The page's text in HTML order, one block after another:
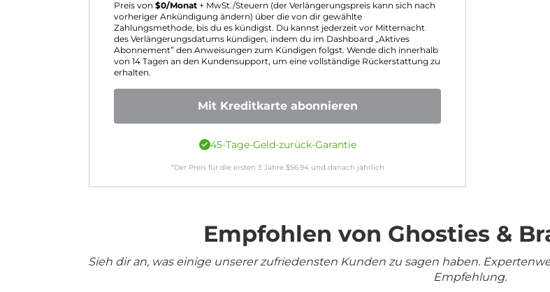
Preis von $0/Monat + MwSt./Steuern (der Verlängerungspreis kann sich nach
vorheriger Ankündigung ändern) über die von dir gewählte
Zahlungsmethode, bis du es kündigst. Du kannst jederzeit vor Mitternacht
des Verlängerungsdatums kündigen, indem du im Dashboard „Aktives
Abonnement” den Anweisungen zum Kündigen folgst. Wende dich innerhalb
von 14 Tagen an den Kundensupport, um eine vollständige Rückerstattung zu
erhalten.
Mit Kreditkarte abonnieren
45-Tage-Geld-zurück-Garantie
*Der Preis für die ersten 3 Jahre $56.94und danach jährlich
Empfohlen von Ghosties &
Sieh dir an, was einige unserer zufriedensten Kunden zu sagen haben.
Empfehlung.